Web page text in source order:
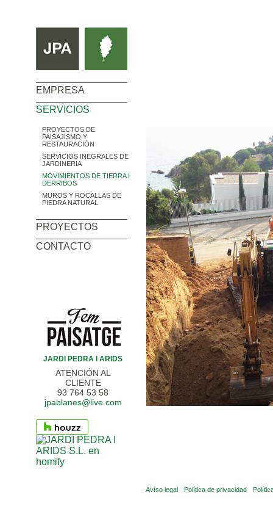
EMPRESA
SERVICIOS
PROYECTOS DE
PAISAJISMO Y
RESTAURACIÓN
SERVICIOS INEGRALES DE
JARDINERIA
MOVIMIENTOS DE TIERRA I
DERRIBOS
MUROS Y ROCALLAS DE
PIEDRA NATURAL
PROYECTOS
CONTACTO
JARDI PEDRA I ARIDS
ATENCIÓN AL
CLIENTE
93 764 53 58
jpablanes@live.com
Avíso legal Política de privacidad